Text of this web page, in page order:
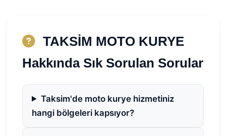
TAKSİM MOTO KURYE
Hakkında Sık Sorulan Sorular
Taksim'de moto kurye hizmetiniz
hangi bölgeleri kapsıyor?